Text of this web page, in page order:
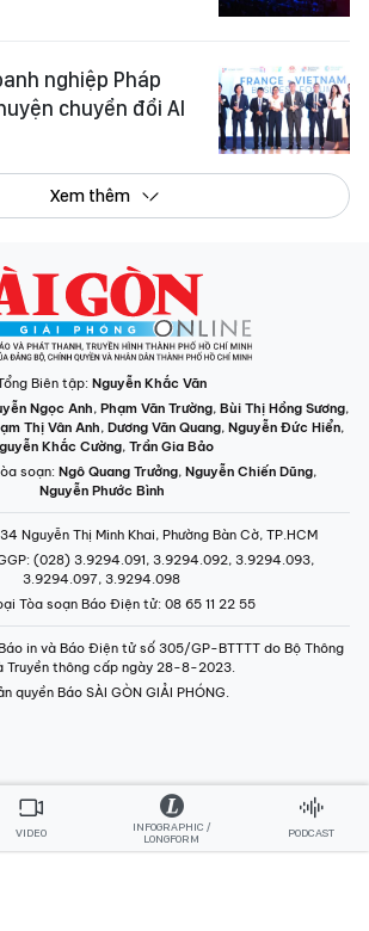
nghiệp Pháp
chuyển đổi AI
Xem thêm
Biên tập: Nguyễn Khắc Văn
Ngọc Anh, Phạm Văn Trường, Bùi Thị Hồng Sương,
Thị Vân Anh, Dương Văn Quang, Nguyễn Đức Hiển,
Khắc Cường, Trần Gia Bảo
soạn: Ngô Quang Trưởng, Nguyễn Chiến Dũng,
Nguyễn Phước Bình
Nguyễn Thị Minh Khai, Phường Bàn Cờ, TP.HCM
: (028) 3.9294.091, 3.9294.092, 3.9294.093,
3.9294.097, 3.9294.098
Tòa soạn Báo Điện tử: 08 65 11 22 55
in và Báo Điện tử số 305/GP-BTTTT do Bộ Thông
Truyền thông cấp ngày 28-8-2023.
quyền Báo SÀI GÒN GIẢI PHÓNG.
VIDEO
INFOGRAPHIC /
LONGFORM
PODCAST